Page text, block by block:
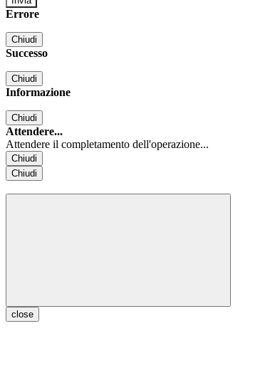
Errore
Chiudi
Successo
Chiudi
Informazione
Chiudi
Attendere...
Attendere il completamento dell'operazione...
Chiudi
Chiudi
close